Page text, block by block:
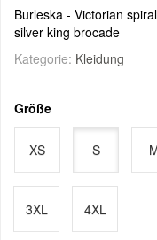
Burleska - Victorian
silver king brocade
Kategorie: Kleidung
Größe
XS S
3XL 4XL